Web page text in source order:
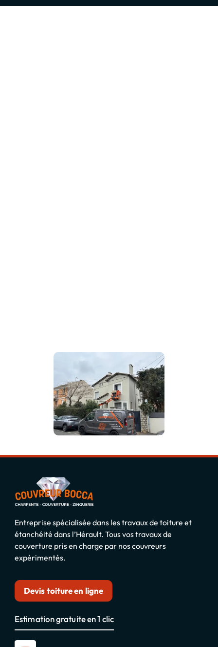
Entreprise spécialisée dans les travaux de toiture et
étanchéité dans l’Hérault. Tous vos travaux de
couverture pris en charge par nos couvreurs
expérimentés.
Devis toiture en ligne
Estimation gratuite en 1 clic